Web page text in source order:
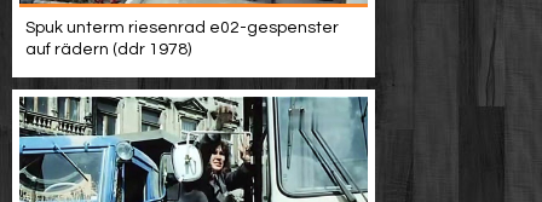
Spuk unterm riesenrad e02-gespenster
auf rädern (ddr 1978)